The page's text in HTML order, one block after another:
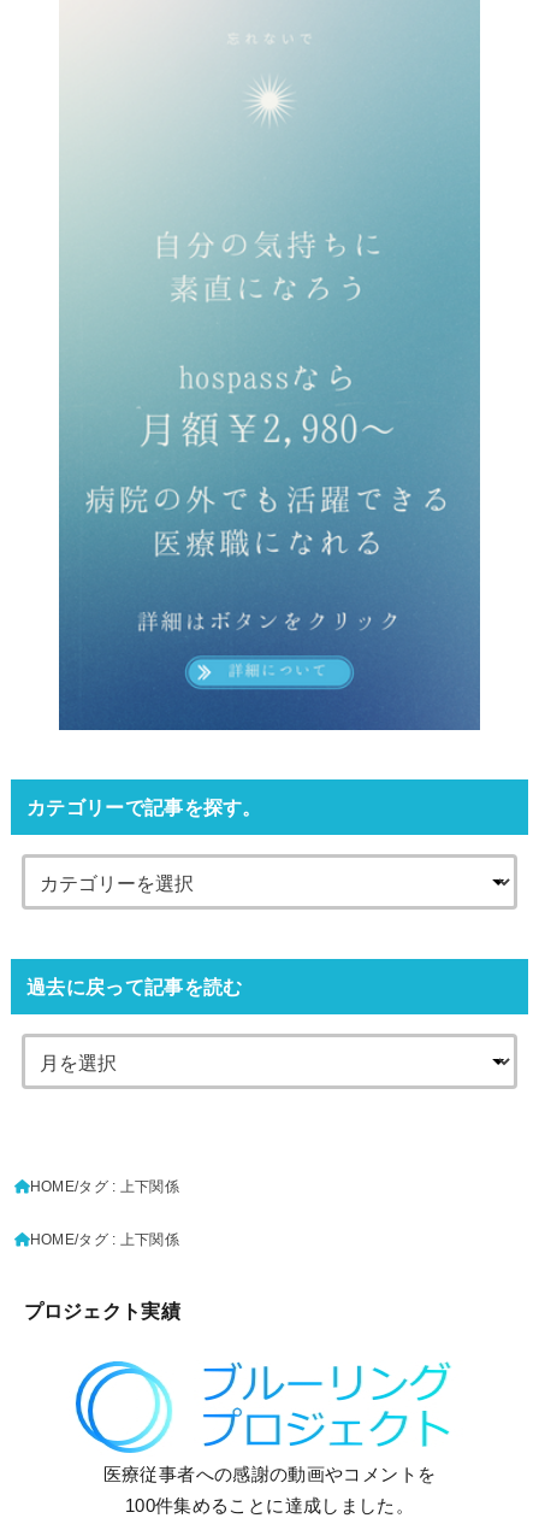
カテゴリーで記事を探す。
過去に戻って記事を読む
HOME タグ : 上下関係
HOME タグ : 上下関係
プロジェクト実績
医療従事者への感謝の動画やコメントを
100件集めることに達成しました。